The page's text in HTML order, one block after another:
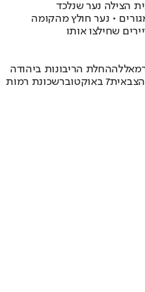
הצילה נער שנלכד
• נער חולץ מהקומה
שחילצו אותו
החלת הריבונות ביהודה
7 באוקטובר
שכונת רמות